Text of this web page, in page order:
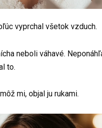
vyprchal všetok vzduch.
neboli váhavé.
to.
mi, objal ju rukami.